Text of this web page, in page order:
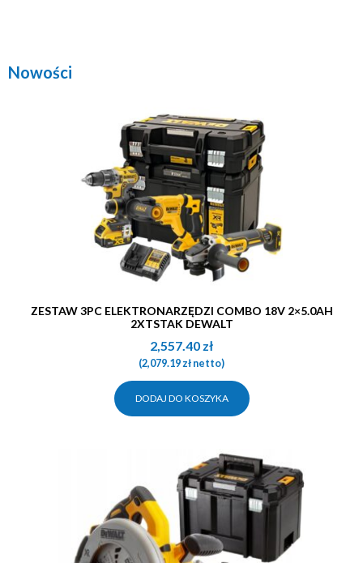
Nowości
ZESTAW 3PC ELEKTRONARZĘDZI COMBO 18V 2×5.0AH
2XTSTAK DEWALT
2,557.40 zł
(2,079.19złnetto)
DODAJ DO KOSZYKA